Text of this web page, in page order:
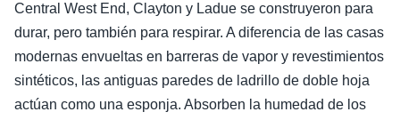
Central West End, Clayton y Ladue se construyeron para
durar, pero también para respirar. A diferencia de las casas
modernas envueltas en barreras de vapor y revestimientos
sintéticos, las antiguas paredes de ladrillo de doble hoja
actúan como una esponja. Absorben la humedad de los